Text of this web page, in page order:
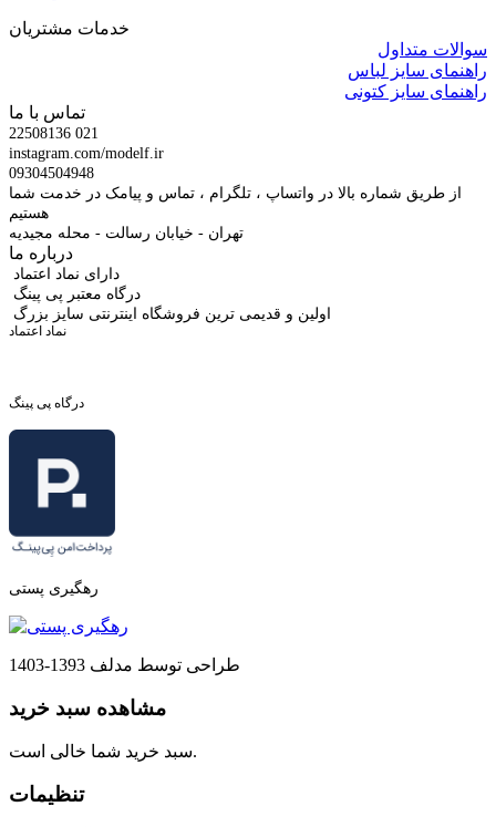
خدمات مشتریان
سوالات متداول
راهنمای سایز لباس
راهنمای سایز کتونی
تماس با ما
22508136 021
instagram.com/modelf.ir
09304504948
از طریق شماره بالا در واتساپ ، تلگرام ، تماس و پیامک در خدمت شما
هستیم
تهران - خیابان رسالت - محله مجیدیه
درباره ما
دارای نماد اعتماد
درگاه معتبر پی پینگ
اولین و قدیمی ترین فروشگاه اینترنتی سایز بزرگ
نماد اعتماد
درگاه پی پینگ
رهگیری پستی
طراحی توسط مدلف 1393-1403
مشاهده سبد خرید
سبد خرید شما خالی است.
تنظیمات